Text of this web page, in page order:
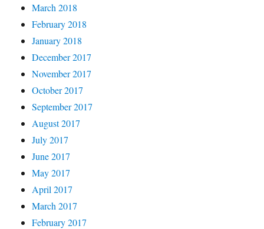
March 2018
February 2018
January 2018
December 2017
November 2017
October 2017
September 2017
August 2017
July 2017
June 2017
May 2017
April 2017
March 2017
February 2017